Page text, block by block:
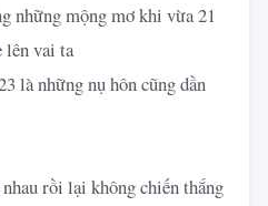
những mộng mơ khi vừa 21
lên vai ta
là những nụ hôn cũng dần
rồi lại không chiến thắng